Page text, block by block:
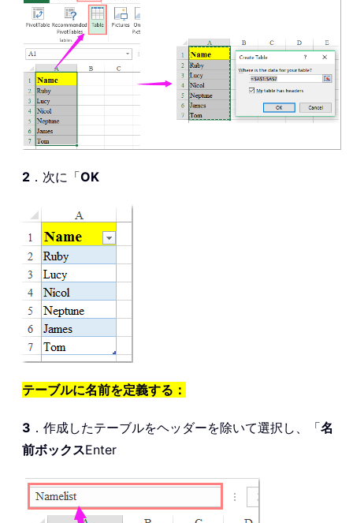
2 ．次に「OK
テーブルに名前を定義する：
3 ．作成したテーブルをヘッダーを除いて選択し、「名
前ボックスEnter